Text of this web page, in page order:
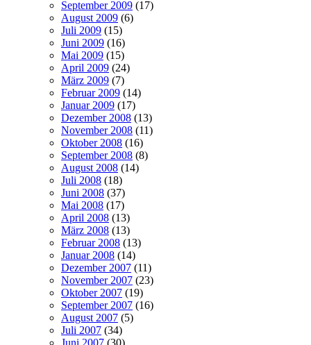
September 2009 (17)
August 2009 (6)
Juli 2009 (15)
Juni 2009 (16)
Mai 2009 (15)
April 2009 (24)
März 2009 (7)
Februar 2009 (14)
Januar 2009 (17)
Dezember 2008 (13)
November 2008 (11)
Oktober 2008 (16)
September 2008 (8)
August 2008 (14)
Juli 2008 (18)
Juni 2008 (37)
Mai 2008 (17)
April 2008 (13)
März 2008 (13)
Februar 2008 (13)
Januar 2008 (14)
Dezember 2007 (11)
November 2007 (23)
Oktober 2007 (19)
September 2007 (16)
August 2007 (5)
Juli 2007 (34)